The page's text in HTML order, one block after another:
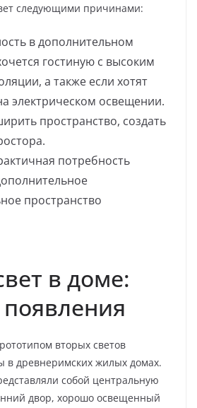
следующими причинами:
в дополнительном
гостиную с высоким
а также если хотят
электрическом освещении.
пространство, создать
потребность
пространство
в доме:
вторых светов
в древнеримских жилых домах.
собой центральную
двор, хорошо освещенный